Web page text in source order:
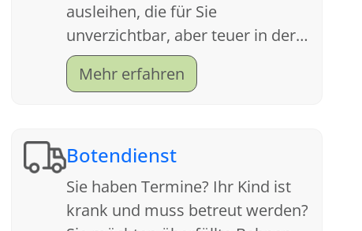
ausleihen, die für Sie
unverzichtbar, aber teuer in der
Anschaffung sind. Sprechen Sie
uns an, wir beraten Sie gern.
Mehr erfahren
Botendienst
Sie haben Termine? Ihr Kind ist
krank und muss betreut werden?